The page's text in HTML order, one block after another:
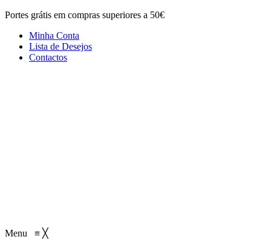
Portes grátis em compras superiores a 50€
Minha Conta
Lista de Desejos
Contactos
Menu ≡ ╳